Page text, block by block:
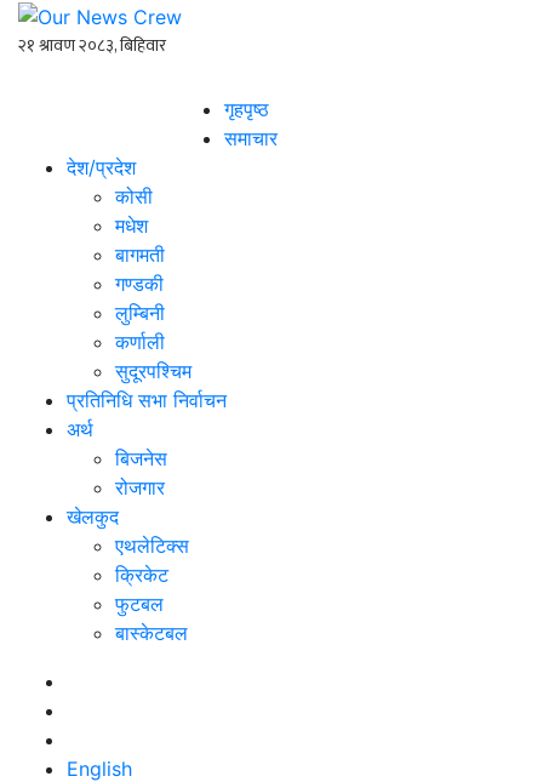
गृहपृष्ठ
समाचार
देश/प्रदेश
कोसी
मधेश
बागमती
गण्डकी
लुम्बिनी
कर्णाली
सुदूरपश्चिम
प्रतिनिधि सभा निर्वाचन
अर्थ
बिजनेस
रोजगार
खेलकुद
एथलेटिक्स
क्रिकेट
फुटबल
बास्केटबल
English